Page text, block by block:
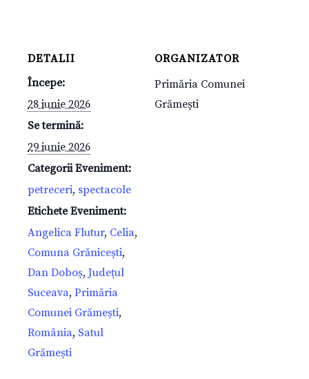
DETALII
Începe:
28 iunie 2026
Se termină:
29 iunie 2026
Categorii Eveniment:
petreceri, spectacole
Etichete Eveniment:
Angelica Flutur, Celia,
Comuna Grănicești,
Dan Doboș, Județul
Suceava, Primăria
Comunei Grămești,
România, Satul
Grămești
ORGANIZATOR
Primăria Comunei
Grămești